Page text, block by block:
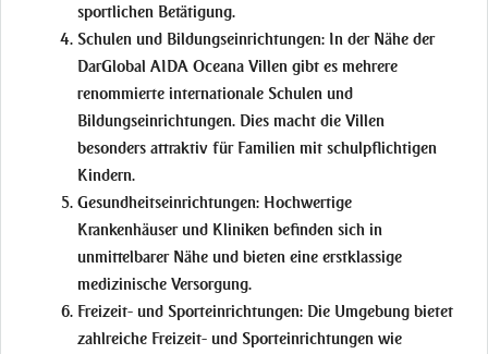
sportlichen Betätigung.
Schulen und Bildungseinrichtungen: In der Nähe der
DarGlobal AIDA Oceana Villen gibt es mehrere
renommierte internationale Schulen und
Bildungseinrichtungen. Dies macht die Villen
besonders attraktiv für Familien mit schulpflichtigen
Kindern.
Gesundheitseinrichtungen: Hochwertige
Krankenhäuser und Kliniken befinden sich in
unmittelbarer Nähe und bieten eine erstklassige
medizinische Versorgung.
Freizeit- und Sporteinrichtungen: Die Umgebung bietet
zahlreiche Freizeit- und Sporteinrichtungen wie